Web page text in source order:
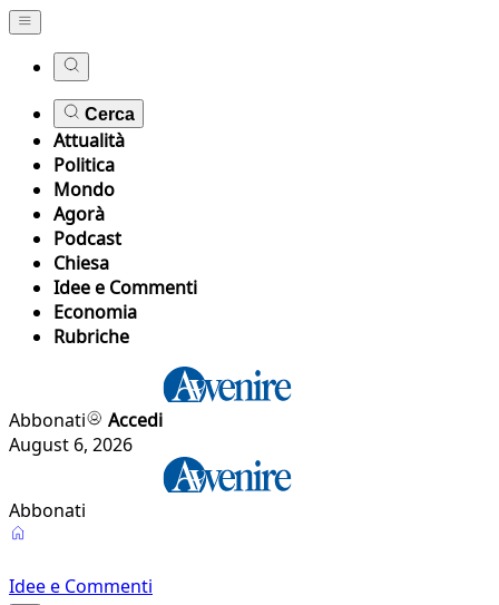
Cerca
Attualità
Politica
Mondo
Agorà
Podcast
Chiesa
Idee e Commenti
Economia
Rubriche
Abbonati
Accedi
August 6, 2026
Abbonati
Idee e Commenti